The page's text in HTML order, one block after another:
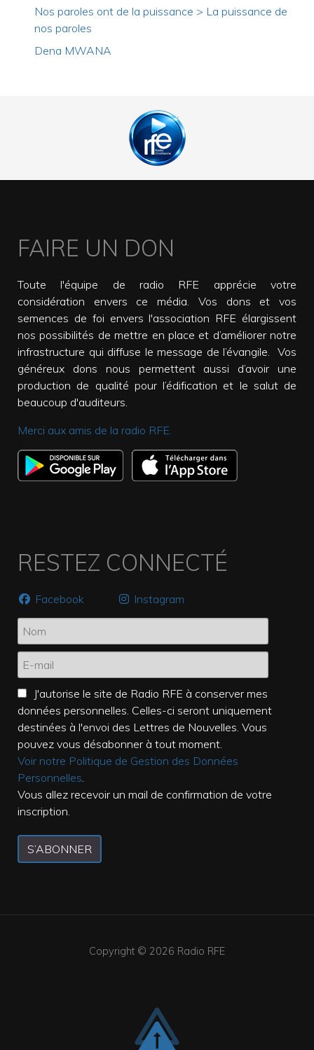
Nos paroles ont de la puissance > La puissance de
nos paroles
Dena MWANA
FAIRE UN DON
Toute l'équipe de radio RFE apprécie votre
considération envers ce média. Vos dons et vos
semences de foi envers l'association RFE élargissent
nos possibilités de mettre en place et d’améliorer notre
infrastructure qui diffuse le message de l’évangile. Vos
généreux dons nous permettent aussi d’avoir une
production de qualité pour l’édification et le salut de
beaucoup d'auditeurs.
Merci aux amis de la radio RFE.
RESTEZ CONNECTÉ
Facebook Instagram
J'autorise le site de Radio RFE à conserver mes
données personnelles. Celles-ci seront uniquement
destinées à l'envoi des Lettres de Nouvelles. Vous
pouvez vous désabonner à tout moment.
Voir notre Politique de Gestion des Données
Personnelles.
Vous allez recevoir un mail de confirmation de votre
inscription.
S’ABONNER
Copyright © 2026 Radio RFE